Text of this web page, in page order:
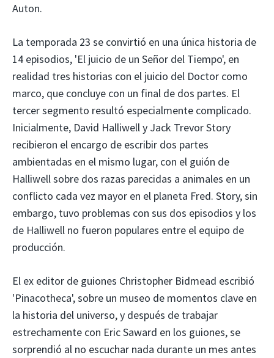
Auton.
La temporada 23 se convirtió en una única historia de
14 episodios, 'El juicio de un Señor del Tiempo', en
realidad tres historias con el juicio del Doctor como
marco, que concluye con un final de dos partes. El
tercer segmento resultó especialmente complicado.
Inicialmente, David Halliwell y Jack Trevor Story
recibieron el encargo de escribir dos partes
ambientadas en el mismo lugar, con el guión de
Halliwell sobre dos razas parecidas a animales en un
conflicto cada vez mayor en el planeta Fred. Story, sin
embargo, tuvo problemas con sus dos episodios y los
de Halliwell no fueron populares entre el equipo de
producción.
El ex editor de guiones Christopher Bidmead escribió
'Pinacotheca', sobre un museo de momentos clave en
la historia del universo, y después de trabajar
estrechamente con Eric Saward en los guiones, se
sorprendió al no escuchar nada durante un mes antes